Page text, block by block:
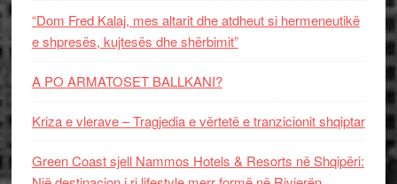
“Dom Fred Kalaj, mes altarit dhe atdheut si hermeneutikë
e shpresës, kujtesës dhe shërbimit”
A PO ARMATOSET BALLKANI?
Kriza e vlerave – Tragjedia e vërtetë e tranzicionit shqiptar
Green Coast sjell Nammos Hotels & Resorts në Shqipëri: